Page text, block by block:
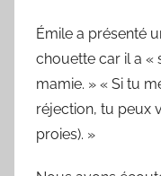
Émile a présenté
chouette car il a «
mamie. » « Si tu
réjection, tu peux
proies). »